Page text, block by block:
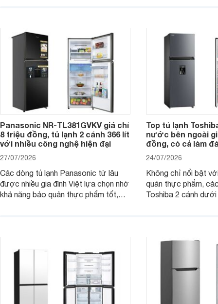
nhiều công nghệ.
Panasonic NR-TL381GVKV giá chỉ
8 triệu đồng, tủ lạnh 2 cánh 366 lít
với nhiều công nghệ hiện đại
27/07/2026
Các dòng tủ lạnh Panasonic từ lâu
được nhiều gia đình Việt lựa chọn nhờ
khả năng bảo quản thực phẩm tốt,
phân khúc khiến không ít người dùng
phải cân nhắc. Trên thị trường hiện
Top tủ lạnh
nước bên ngoài
đồng, có cả làm
24/07/2026
Không chỉ nổi bật
quản thực phẩm,
Toshiba 2 cánh